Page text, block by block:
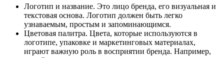
Логотип и название. Это лицо бренда, его визуальная и
текстовая основа. Логотип должен быть легко
узнаваемым, простым и запоминающимся.
Цветовая палитра. Цвета, которые используются в
логотипе, упаковке и маркетинговых материалах,
играют важную роль в восприятии бренда. Например,